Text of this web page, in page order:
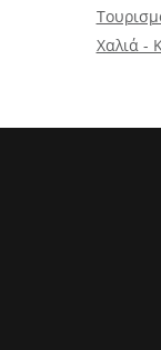
Χαλιά -